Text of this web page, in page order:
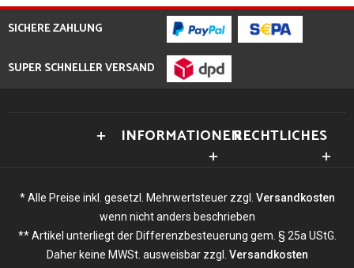
SICHERE ZAHLUNG
SUPER SCHNELLER VERSAND
INFORMATIONENRECHTLICHES
* Alle Preise inkl. gesetzl. Mehrwertsteuer zzgl. Versandkosten
wenn nicht anders beschrieben
** Artikel unterliegt der Differenzbesteuerung gem. § 25a UStG.
Daher keine MWSt. ausweisbar zzgl. Versandkosten